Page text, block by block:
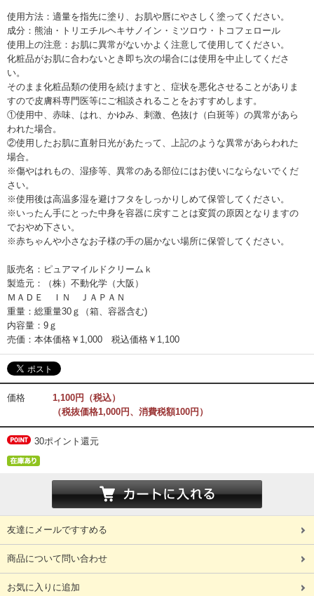
使用方法：適量を指先に塗り、お肌や唇にやさしく塗ってください。
成分：熊油・トリエチルヘキサノイン・ミツロウ・トコフェロール
使用上の注意：お肌に異常がないかよく注意して使用してください。
化粧品がお肌に合わないとき即ち次の場合には使用を中止してくださ
い。
そのまま化粧品類の使用を続けますと、症状を悪化させることがありま
すので皮膚科専門医等にご相談されることをおすすめします。
①使用中、赤味、はれ、かゆみ、刺激、色抜け（白斑等）の異常があら
われた場合。
②使用したお肌に直射日光があたって、上記のような異常があらわれた
場合。
※傷やはれもの、湿疹等、異常のある部位にはお使いにならないでくだ
さい。
※使用後は高温多湿を避けフタをしっかりしめて保管してください。
※いったん手にとった中身を容器に戻すことは変質の原因となりますの
でおやめ下さい。
※赤ちゃんや小さなお子様の手の届かない場所に保管してください。
販売名：ピュアマイルドクリームｋ
製造元：（株）不動化学（大阪）
ＭＡＤＥ ＩＮ ＪＡＰＡＮ
重量：総重量30ｇ（箱、容器含む)
内容量：9ｇ
売価：本体価格￥1,000 税込価格￥1,100
価格
1,100円（税込）
（税抜価格1,000円、消費税額100円）
30ポイント還元
友達にメールですすめる
商品について問い合わせ
お気に入りに追加